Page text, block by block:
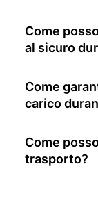
Come
al sicuro
Come
carico
Come
trasporto?